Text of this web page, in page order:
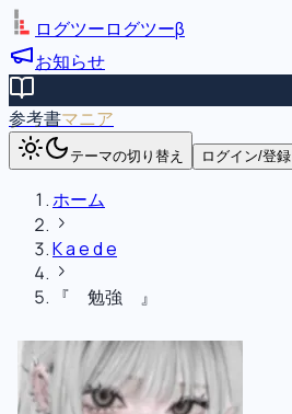
ログツーログツーβ
お知らせ
参考書マニア
テーマの切り替え ログイン/登録
ホーム
K a e d e
『 勉強 』